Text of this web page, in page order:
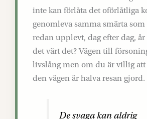
inte kan förlåta det oförlåtliga
genomleva samma smärta
redan upplevt, dag efter dag, år
det värt det? Vägen till
livslång men om du är villig
den vägen är halva resan gjord.
De svaga kan aldrig